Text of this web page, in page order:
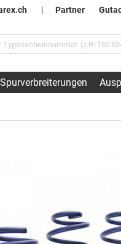
| Partner
Spurverbreiterungen